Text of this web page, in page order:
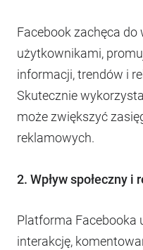
Facebook zachęca
użytkownikami,
informacji, trendów i
Skutecznie
może zwiększyć
reklamowych.
2. Wpływ społeczny i
Platforma
interakcję,